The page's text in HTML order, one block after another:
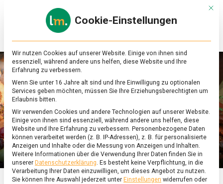
Online-
Magazin
zu
&
Ernährung
Mit
Cookie-Einstellungen
Wir nutzen Cookies auf unserer Website. Einige von ihnen sind
essenziell, während andere uns helfen, diese Website und Ihre
Erfahrung zu verbessern.
Wenn Sie unter 16 Jahre alt sind und Ihre Einwilligung zu optionalen
Services geben möchten, müssen Sie Ihre Erziehungsberechtigten um
Erlaubnis bitten.
Wir verwenden Cookies und andere Technologien auf unserer Website.
Einige von ihnen sind essenziell, während andere uns helfen, diese
Website und Ihre Erfahrung zu verbessern. Personenbezogene Daten
können verarbeitet werden (z. B. IP-Adressen), z. B. für personalisierte
Anzeigen und Inhalte oder die Messung von Anzeigen und Inhalten.
Weitere Informationen über die Verwendung Ihrer Daten finden Sie in
unserer Datenschutzerklärung. Es besteht keine Verpflichtung, in die
Verarbeitung Ihrer Daten einzuwilligen, um dieses Angebot zu nutzen.
Sie können Ihre Auswahl jederzeit unter Einstellungen widerrufen oder